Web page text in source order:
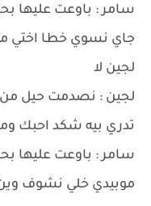
سامر : باوعت عليها
جاي نسوي خطا اختي
لجين لا
لجين : نصدمت حيل من
تدري بيه شكد احبك
سامر : باوعت عليها
موبيدي خلي نشوف وين